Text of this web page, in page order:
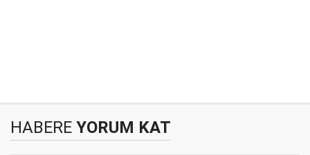
HABERE YORUM KAT